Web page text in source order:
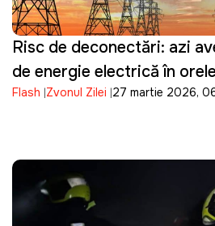
Risc de deconectări: azi
de energie electrică în
Flash Zvonul Zilei 27 martie 2026,